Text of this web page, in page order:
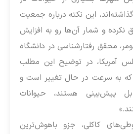
این نکته درباره جمعیت
و شمار آن‌ها رو به افزایش
محقق رفتارشناسی در دانشگاه
آمریکا، در توضیح این مطلب
به سرعت در حال تغییر است و
پیش‌بینی هستند، حیوانات
کاکلی، جزو باهوش‌ترین